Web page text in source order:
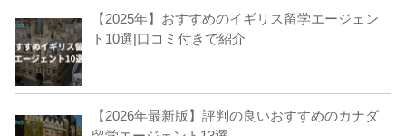
【2025年】おすすめのイギリス留学エージェン
ト10選|口コミ付きで紹介
【2026年最新版】評判の良いおすすめのカナダ